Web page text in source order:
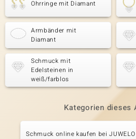
Ohrringe mit Diamant
Armbänder mit
Diamant
Schmuck mit
Edelsteinen in
weiß/farblos
Kategorien dieses
Schmuck online kaufen bei JUWELO